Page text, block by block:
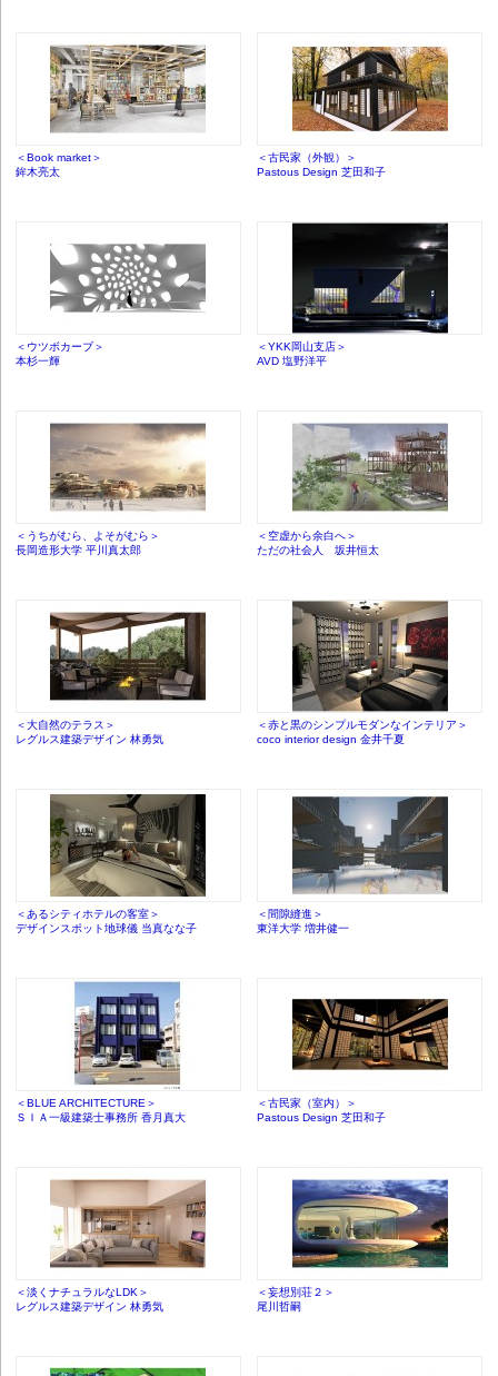
＜Book market＞
鉾木亮太
＜古民家（外観）＞
Pastous Design 芝田和子
＜ウツボカーブ＞
本杉一輝
＜YKK岡山支店＞
AVD 塩野洋平
＜うちがむら、よそがむら＞
長岡造形大学 平川真太郎
＜空虚から余白へ＞
ただの社会人 坂井恒太
＜大自然のテラス＞
レグルス建築デザイン 林勇気
＜赤と黒のシンプルモダンなインテリア＞
coco interior design 金井千夏
＜あるシティホテルの客室＞
デザインスポット地球儀 当真なな子
＜間隙縫進＞
東洋大学 増井健一
＜BLUE ARCHITECTURE＞
ＳＩＡ一級建築士事務所 香月真大
＜古民家（室内）＞
Pastous Design 芝田和子
＜淡くナチュラルなLDK＞
レグルス建築デザイン 林勇気
＜妄想別荘２＞
尾川哲嗣